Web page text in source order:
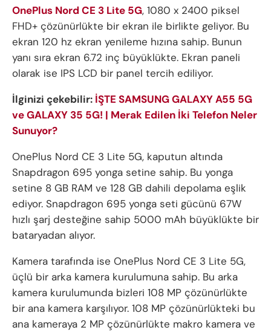
OnePlus Nord CE 3 Lite 5G, 1080 x 2400 piksel
FHD+ çözünürlükte bir ekran ile birlikte geliyor. Bu
ekran 120 hz ekran yenileme hızına sahip. Bunun
yanı sıra ekran 6.72 inç büyüklükte. Ekran paneli
olarak ise IPS LCD bir panel tercih ediliyor.
İlginizi çekebilir: İŞTE SAMSUNG GALAXY A55 5G
ve GALAXY 35 5G! | Merak Edilen İki Telefon Neler
Sunuyor?
OnePlus Nord CE 3 Lite 5G, kaputun altında
Snapdragon 695 yonga setine sahip. Bu yonga
setine 8 GB RAM ve 128 GB dahili depolama eşlik
ediyor. Snapdragon 695 yonga seti gücünü 67W
hızlı şarj desteğine sahip 5000 mAh büyüklükte bir
bataryadan alıyor.
Kamera tarafında ise OnePlus Nord CE 3 Lite 5G,
üçlü bir arka kamera kurulumuna sahip. Bu arka
kamera kurulumunda bizleri 108 MP çözünürlükte
bir ana kamera karşılıyor. 108 MP çözünürlükteki bu
ana kameraya 2 MP çözünürlükte makro kamera ve